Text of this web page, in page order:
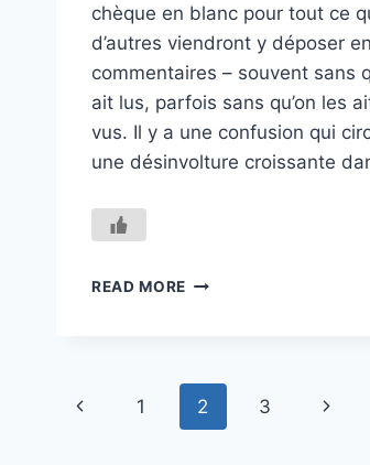
chèque en blanc pour tout ce
d’autres viendront y déposer en
commentaires – souvent sans
ait lus, parfois sans qu’on les
vus. Il y a une confusion qui
une désinvolture croissante
READ MORE
CAUTION
Page
Previous
1 2 3
Next